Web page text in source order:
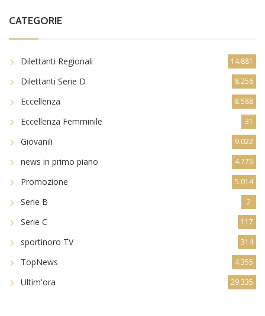
CATEGORIE
Dilettanti Regionali 14.881
Dilettanti Serie D 8.256
Eccellenza 8.588
Eccellenza Femminile 31
Giovanili 9.022
news in primo piano 4.775
Promozione 5.014
Serie B 2
Serie C 117
sportinoro TV 314
TopNews 4.355
Ultim'ora 29.335